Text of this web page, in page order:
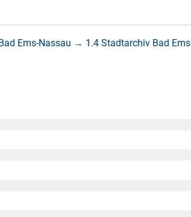
Ems-Nassau → 1.4 Stadtarchiv Bad Ems